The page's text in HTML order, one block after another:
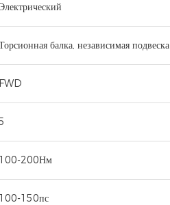
балка, независимая подвеска
FWD
100-200Нм
100-150пс